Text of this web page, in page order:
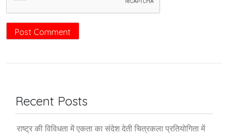
Recent Posts
राष्ट्र की विविधता में एकता का संदेश देती चित्रकला प्रतियोगिता में